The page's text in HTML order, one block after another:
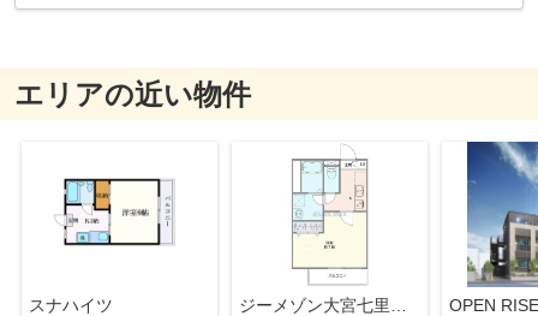
エリアの近い物件
スナハイツ
OPEN